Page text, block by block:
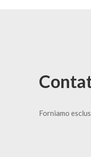
Forniamo